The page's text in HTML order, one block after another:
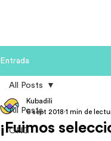
Entrada
All Posts
ONG
All Posts
¡Fuimos
Kubadili
6 sept 2018 1 min de